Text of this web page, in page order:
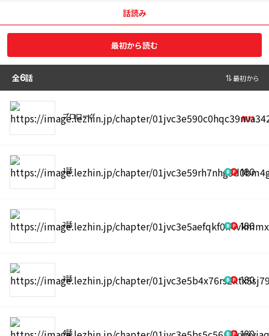
話読み
最初から読む
全6話 最初から
プロローグ 無料
1話 180
2話 180
3話 180
4話